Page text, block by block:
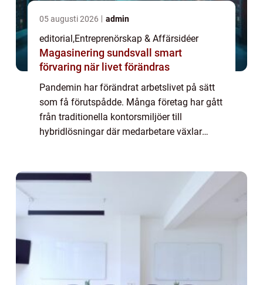
05 augusti 2026 admin
editorial,Entreprenörskap & Affärsidéer
Magasinering sundsvall smart
förvaring när livet förändras
Pandemin har förändrat arbetslivet på sätt
som få förutspådde. Många företag har gått
från traditionella kontorsmiljöer till
hybridlösningar där medarbetare växlar